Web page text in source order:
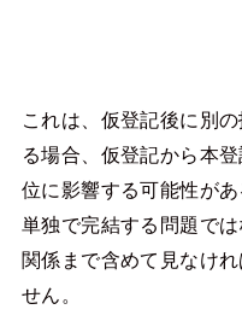
これは、仮登記後に別
る場合、仮登記から本
位に影響する可能性が
単独で完結する問題で
関係まで含めて見なけ
せん。